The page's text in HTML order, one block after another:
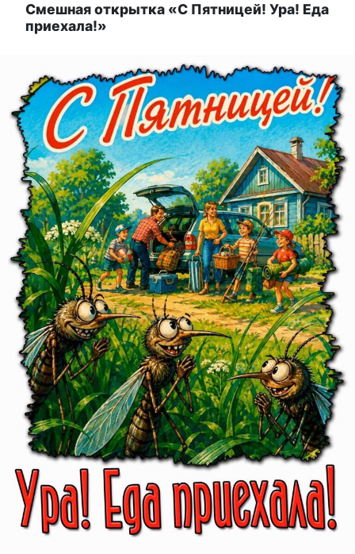
Смешная открытка «С Пятницей! Ура! Еда
приехала!»